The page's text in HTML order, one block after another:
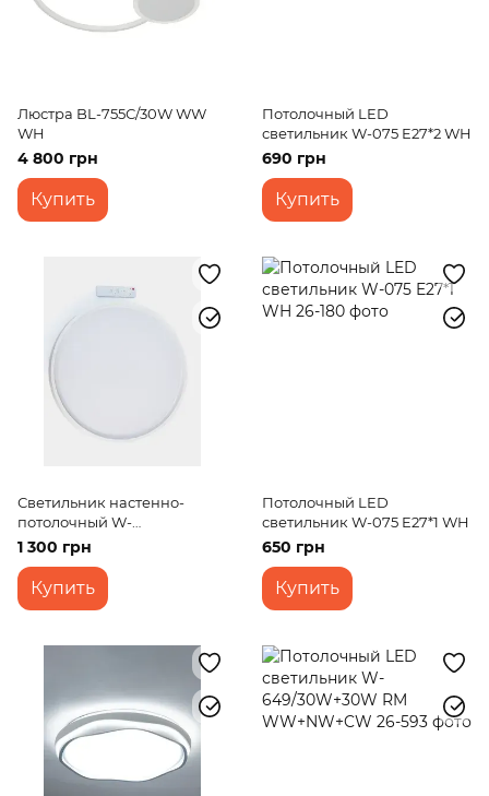
Люстра BL-755С/30W WW
WH
4 800 грн
Купить
Потолочный LED
светильник W-075 E27*2 WH
690 грн
Купить
Светильник настенно-
потолочный W-
630/36W+36W WW+NW+CW
1 300 грн
Купить
Потолочный LED
светильник W-075 E27*1 WH
650 грн
Купить